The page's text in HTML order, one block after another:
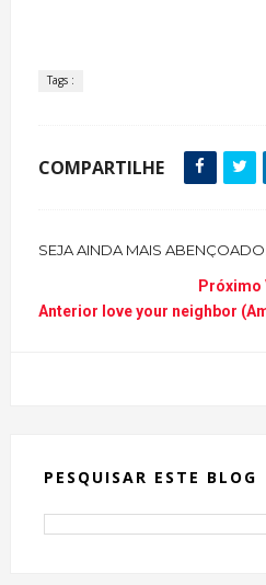
Tags :
COMPARTILHE
SEJA AINDA MAIS ABENÇOADO...
Próximo
Anterior love your neighbor
PESQUISAR ESTE BLOG